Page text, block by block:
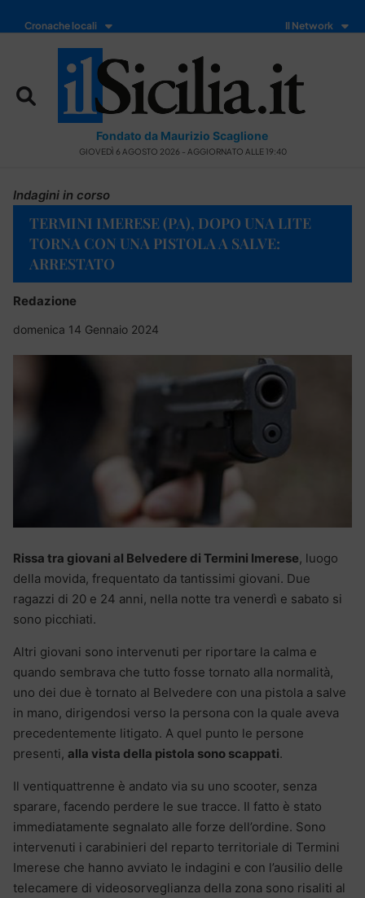
Cronache locali Il Network
Fondato da Maurizio Scaglione
GIOVEDÌ 6 AGOSTO 2026 - AGGIORNATO ALLE 19:40
Indagini in corso
TERMINI IMERESE (PA), DOPO UNA LITE
TORNA CON UNA PISTOLA A SALVE:
ARRESTATO
Redazione
domenica 14 Gennaio 2024
Rissa tra giovani al Belvedere di Termini Imerese, luogo
della movida, frequentato da tantissimi giovani. Due
ragazzi di 20 e 24 anni, nella notte tra venerdì e sabato si
sono picchiati.
Altri giovani sono intervenuti per riportare la calma e
quando sembrava che tutto fosse tornato alla normalità,
uno dei due è tornato al Belvedere con una pistola a salve
in mano, dirigendosi verso la persona con la quale aveva
precedentemente litigato. A quel punto le persone
presenti, alla vista della pistola sono scappati.
Il ventiquattrenne è andato via su uno scooter, senza
sparare, facendo perdere le sue tracce. Il fatto è stato
immediatamente segnalato alle forze dell’ordine. Sono
intervenuti i carabinieri del reparto territoriale di Termini
Imerese che hanno avviato le indagini e con l’ausilio delle
telecamere di videosorveglianza della zona sono risaliti al